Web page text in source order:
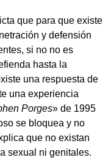
que para que existe
y defensión
si no no es
hasta la
una respuesta de
una experiencia
Porges» de 1995
se bloquea y no
que no existan
sexual ni genitales.